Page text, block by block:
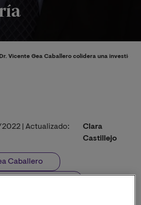
Dr. Vicente Gea Caballero colidera una
Actualizado:
Clara
Castillejo
Caballero
de la Salud